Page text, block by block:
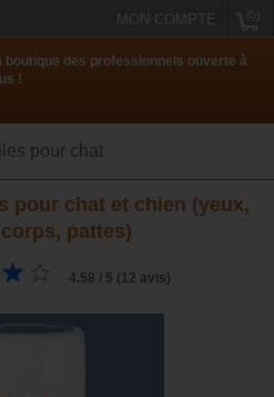
MON COMPTE
boutique des professionnels ouverte à
!
pour chat
pour chat et chien (yeux,
pattes)
4.58 / 5 (12 avis)